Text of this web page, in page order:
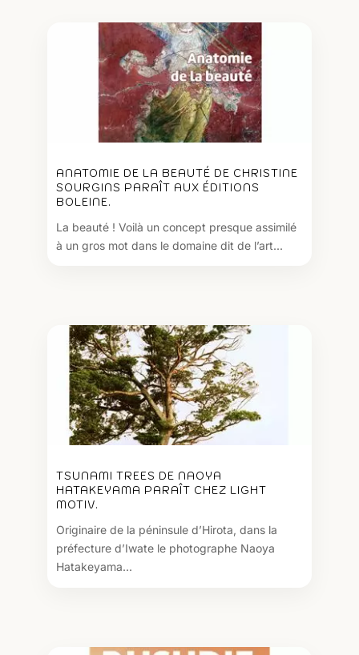
ANATOMIE DE LA BEAUTÉ DE CHRISTINE
SOURGINS PARAÎT AUX ÉDITIONS
BOLEINE.
La beauté ! Voilà un concept presque assimilé
à un gros mot dans le domaine dit de l’art...
TSUNAMI TREES DE NAOYA
HATAKEYAMA PARAÎT CHEZ LIGHT
MOTIV.
Originaire de la péninsule d’Hirota, dans la
préfecture d’Iwate le photographe Naoya
Hatakeyama...